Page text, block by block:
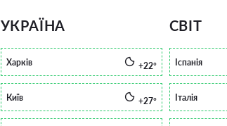
УКРАЇНА
Харків +22°
Київ +27°
СВІТ
Іспанія
Італія